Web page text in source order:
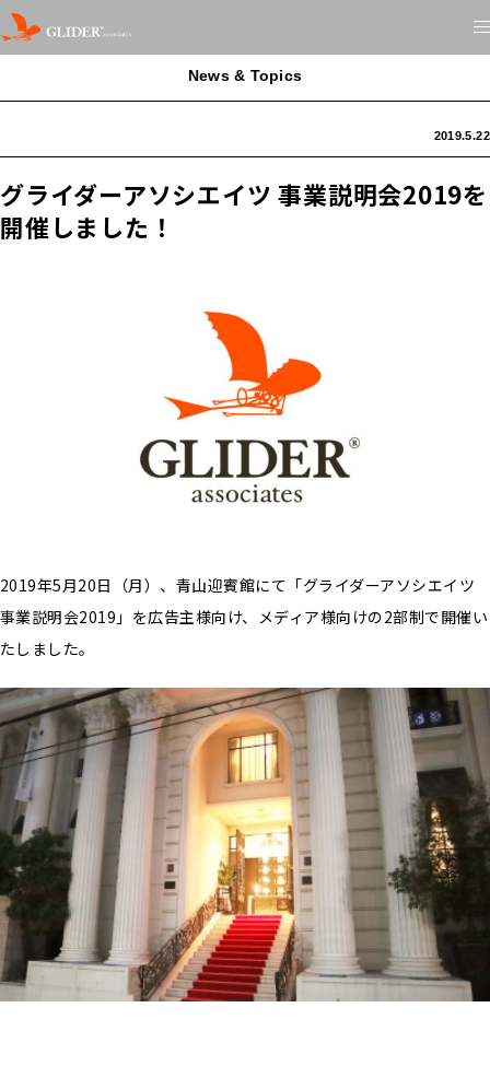
News & Topics
2019.5.22
グライダーアソシエイツ 事業説明会2019を
開催しました！
2019年5月20日（月）、青山迎賓館にて「グライダーアソシエイツ
事業説明会2019」を広告主様向け、メディア様向けの2部制で開催い
たしました。